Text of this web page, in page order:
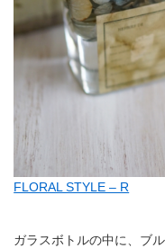
FLORAL STYLE – R
ガラスボトルの中に、ブ